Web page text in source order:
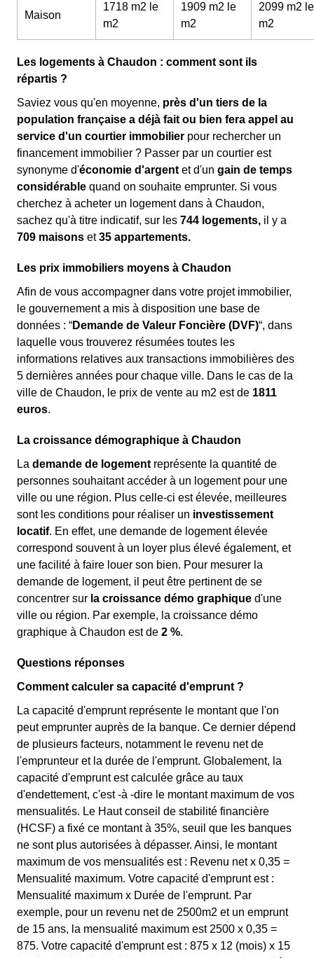
Maison
1718 m2 le
m2
1909 m2 le
m2
2099 m2 le
m2
Les logements à Chaudon : comment sont ils
répartis ?
Saviez vous qu'en moyenne, près d'un tiers de la
population française a déjà fait ou bien fera appel au
service d'un courtier immobilier pour rechercher un
financement immobilier ? Passer par un courtier est
synonyme d'économie d'argent et d'un gain de temps
considérable quand on souhaite emprunter. Si vous
cherchez à acheter un logement dans à Chaudon,
sachez qu'à titre indicatif, sur les 744 logements, il y a
709 maisons et35 appartements.
Les prix immobiliers moyens à Chaudon
Afin de vous accompagner dans votre projet immobilier,
le gouvernement a mis à disposition une base de
données : “Demande de Valeur Foncière (DVF)“, dans
laquelle vous trouverez résumées toutes les
informations relatives aux transactions immobilières des
5 dernières années pour chaque ville. Dans le cas de la
ville de Chaudon, le prix de vente au m2 est de 1811
euros.
La croissance démographique à Chaudon
La demande de logement représente la quantité de
personnes souhaitant accéder à un logement pour une
ville ou une région. Plus celle-ci est élevée, meilleures
sont les conditions pour réaliser un investissement
locatif. En effet, une demande de logement élevée
correspond souvent à un loyer plus élevé également, et
une facilité à faire louer son bien. Pour mesurer la
demande de logement, il peut être pertinent de se
concentrer sur la croissance démo graphique d'une
ville ou région. Par exemple, la croissance démo
graphique à Chaudon est de 2 %.
Questions réponses
Comment calculer sa capacité d'emprunt ?
La capacité d'emprunt représente le montant que l'on
peut emprunter auprès de la banque. Ce dernier dépend
de plusieurs facteurs, notamment le revenu net de
l'emprunteur et la durée de l'emprunt. Globalement, la
capacité d'emprunt est calculée grâce au taux
d'endettement, c'est -à -dire le montant maximum de vos
mensualités. Le Haut conseil de stabilité financière
(HCSF) a fixé ce montant à 35%, seuil que les banques
ne sont plus autorisées à dépasser. Ainsi, le montant
maximum de vos mensualités est : Revenu net x 0,35 =
Mensualité maximum. Votre capacité d'emprunt est :
Mensualité maximum x Durée de l'emprunt. Par
exemple, pour un revenu net de 2500m2 et un emprunt
de 15 ans, la mensualité maximum est 2500 x 0,35 =
875. Votre capacité d'emprunt est : 875 x 12 (mois) x 15